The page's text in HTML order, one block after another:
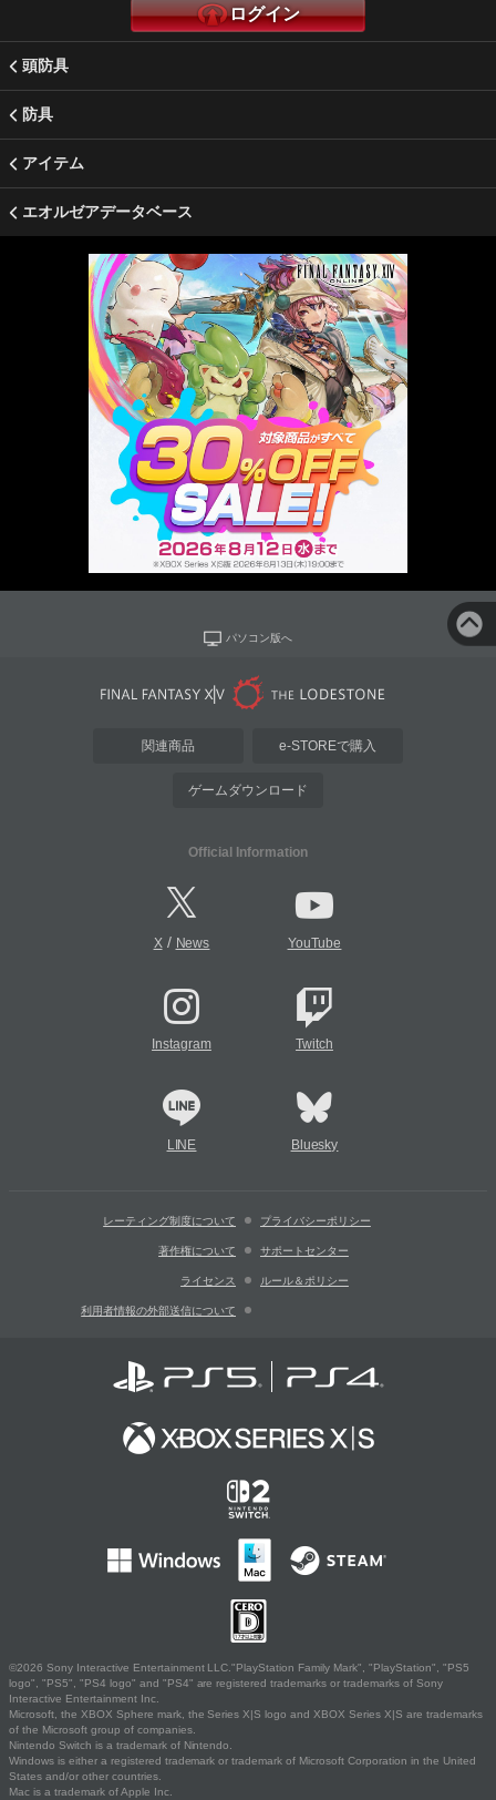
ログイン
頭防具
防具
アイテム
エオルゼアデータベース
パソコン版へ
関連商品 e-STOREで購入
ゲームダウンロード
Official Information
X/ News YouTube
Instagram Twitch
LINE Bluesky
レーティング制度について プライバシーポリシー
著作権について サポートセンター
ライセンス ルール＆ポリシー
利用者情報の外部送信について
©2026 Sony Interactive Entertainment LLC."PlayStation Family Mark", "PlayStation", "PS5
logo", "PS5", "PS4 logo" and "PS4" are registered trademarks or trademarks of Sony
Interactive Entertainment Inc.
Microsoft, the XBOX Sphere mark, the Series X|S logo and XBOX Series X|S are trademarks
of the Microsoft group of companies.
Nintendo Switch is a trademark of Nintendo.
Windows is either a registered trademark or trademark of Microsoft Corporation in the United
States and/or other countries.
Mac is a trademark of Apple Inc.